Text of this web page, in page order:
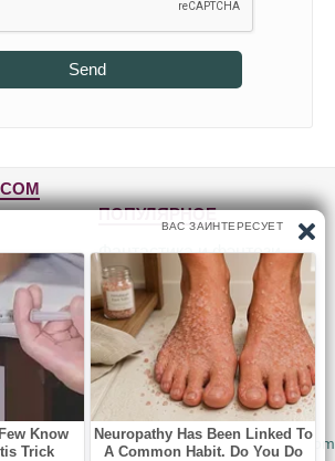
Send
ПОПУЛЯРНОЕ
Фантастика и фэнтези
Детективы, триллеры
Для детей
Роман, проза
Приключения
Юмор, сатира
© 2010-2026Audiobook-mp3.com